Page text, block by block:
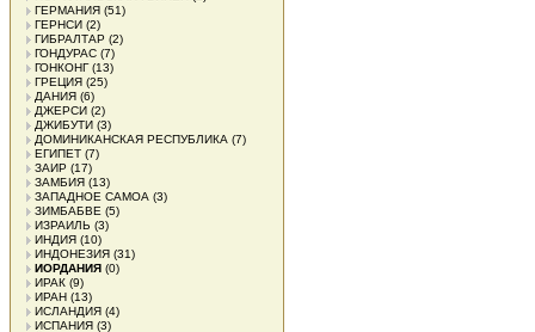
ГЕРМАНИЯ (51)
ГЕРНСИ (2)
ГИБРАЛТАР (2)
ГОНДУРАС (7)
ГОНКОНГ(13)
ГРЕЦИЯ (25)
ДАНИЯ (6)
ДЖЕРСИ (2)
ДЖИБУТИ (3)
ДОМИНИКАНСКАЯ РЕСПУБЛИКА (7)
ЕГИПЕТ (7)
ЗАИР (17)
ЗАМБИЯ (13)
ЗАПАДНОЕ САМОА (3)
ЗИМБАБВЕ (5)
ИЗРАИЛЬ (3)
ИНДИЯ (10)
ИНДОНЕЗИЯ (31)
ИОРДАНИЯ (0)
ИРАК (9)
ИРАН (13)
ИСЛАНДИЯ (4)
ИСПАНИЯ (3)